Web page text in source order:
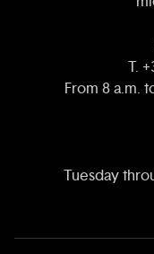
T.
From 8 a.m.
Tuesday